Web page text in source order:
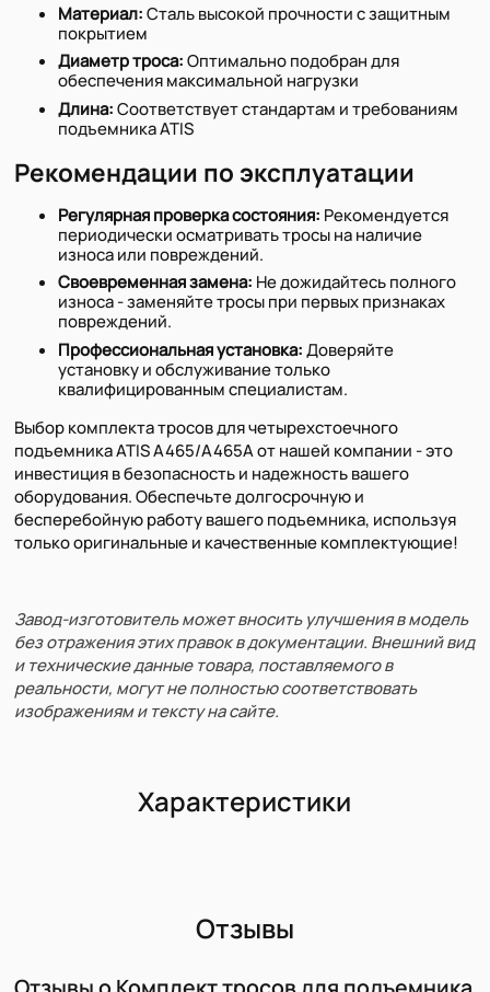
Материал:Сталь высокой прочности с защитным
покрытием
Диаметр троса:Оптимально подобран для
обеспечения максимальной нагрузки
Длина:Соответствует стандартам и требованиям
подъемника ATIS
Рекомендации по эксплуатации
Регулярная проверка состояния: Рекомендуется
периодически осматривать тросы на наличие
износа или повреждений.
Своевременная замена: Не дожидайтесь полного
износа - заменяйте тросы при первых признаках
повреждений.
Профессиональная установка:Доверяйте
установку и обслуживание только
квалифицированным специалистам.
Выбор комплекта тросов для четырехстоечного
подъемника ATIS A465/A465A от нашей компании - это
инвестиция в безопасность и надежность вашего
оборудования. Обеспечьте долгосрочную и
бесперебойную работу вашего подъемника, используя
только оригинальные и качественные комплектующие!
Завод-изготовитель может вносить улучшения в модель
без отражения этих правок в документации. Внешний вид
и технические данные товара, поставляемого в
реальности, могут не полностью соответствовать
изображениям и тексту на сайте.
Характеристики
Отзывы